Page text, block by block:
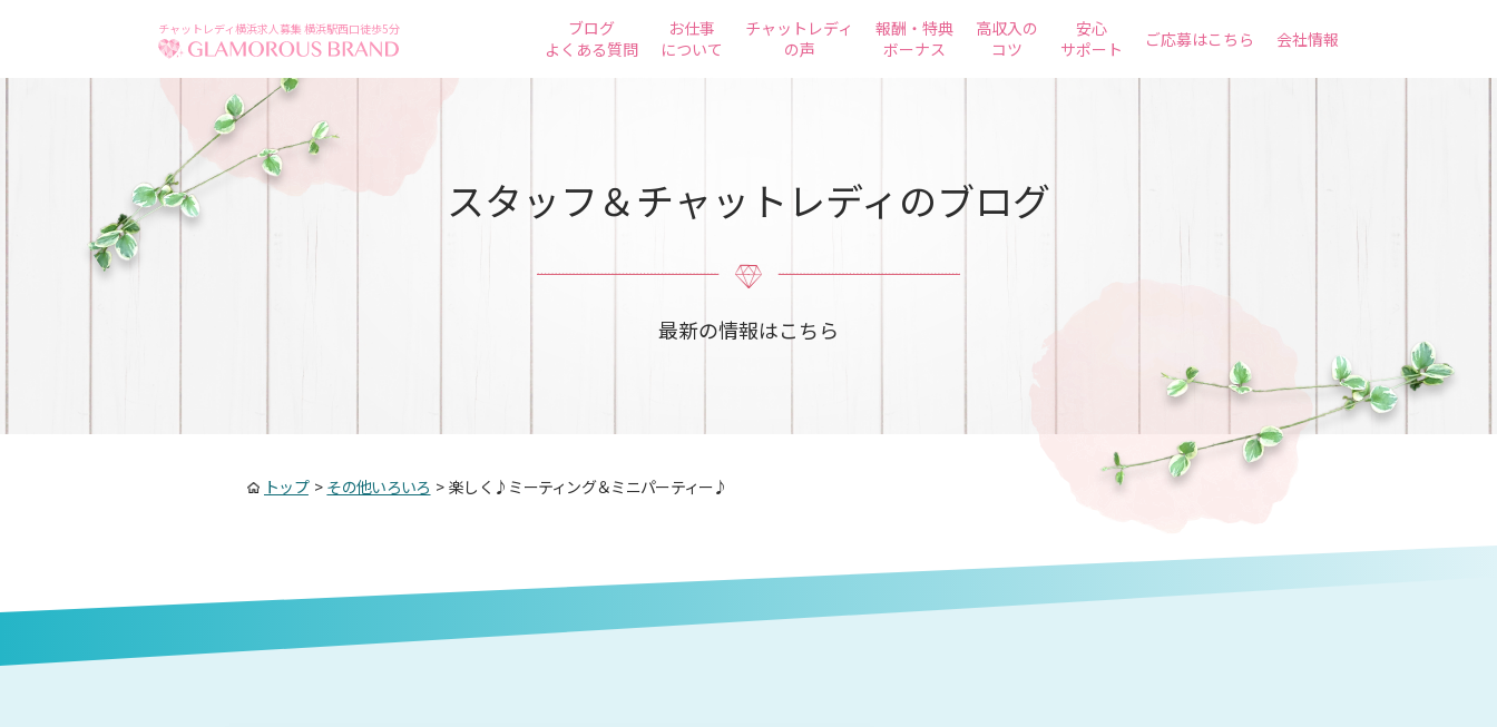
チャットレディ横浜求人募集 横浜駅西口徒歩5分
ブログ
よくある質問
お仕事
について
チャットレディ
の声
報酬・特典
ボーナス
高収入の
コツ
安心
サポート
ご応募はこちら 会社情報
スタッフ＆チャットレディのブログ
最新の情報はこちら
トップ> その他いろいろ >楽しく♪ミーティング＆ミニパーティー♪